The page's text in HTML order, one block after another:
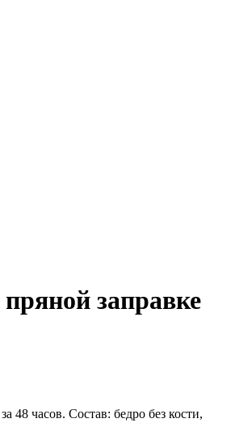
заправке
48 часов. Состав: бедро без кости,